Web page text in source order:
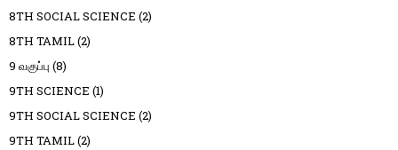
8TH SOCIAL SCIENCE (2)
8TH TAMIL(2)
9 வகுப்பு (8)
9TH SCIENCE (1)
9TH SOCIAL SCIENCE (2)
9TH TAMIL(2)